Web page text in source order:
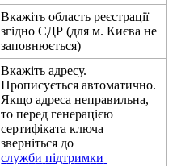
Вкажіть область реєстрації
згідно ЄДР (для м. Києва не
заповнюється)
Вкажіть адресу.
Прописується автоматично.
Якщо адреса неправильна,
то перед генерацією
сертифіката ключа
зверніться до
служби підтримки